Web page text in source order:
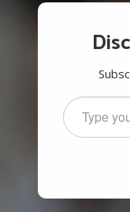
Type
your
email…